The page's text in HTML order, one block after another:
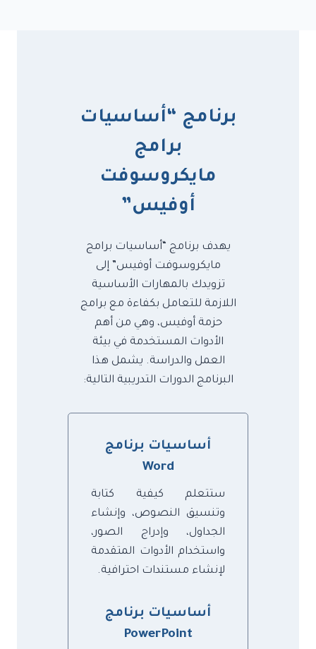
برنامج “أساسيات
برامج
مايكروسوفت
أوفيس”
يهدف برنامج “أساسيات برامج
مايكروسوفت أوفيس” إلى
تزويدك بالمهارات الأساسية
اللازمة للتعامل بكفاءة مع برامج
حزمة أوفيس، وهي من أهم
الأدوات المستخدمة في بيئة
العمل والدراسة. يشمل هذا
البرنامج الدورات التدريبية التالية:
أساسيات برنامج
Word
ستتعلم كيفية كتابة
وتنسيق النصوص، وإنشاء
الجداول، وإدراج الصور،
واستخدام الأدوات المتقدمة
لإنشاء مستندات احترافية.
أساسيات برنامج
PowerPoint